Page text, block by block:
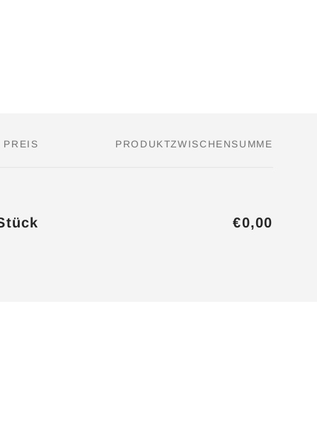
PREIS PRODUKTZWISCHENSUMME
€0,00